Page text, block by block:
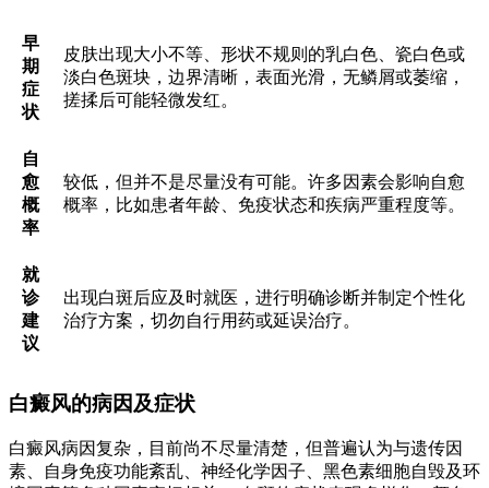
早
期
症
状
皮肤出现大小不等、形状不规则的乳白色、瓷白色或
淡白色斑块，边界清晰，表面光滑，无鳞屑或萎缩，
搓揉后可能轻微发红。
自
愈
概
率
较低，但并不是尽量没有可能。许多因素会影响自愈
概率，比如患者年龄、免疫状态和疾病严重程度等。
就
诊
建
议
出现白斑后应及时就医，进行明确诊断并制定个性化
治疗方案，切勿自行用药或延误治疗。
白癜风的病因及症状
白癜风病因复杂，目前尚不尽量清楚，但普遍认为与遗传因
素、自身免疫功能紊乱、神经化学因子、黑色素细胞自毁及环